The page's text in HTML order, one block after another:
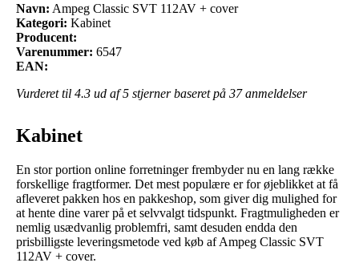
Navn: Ampeg Classic SVT 112AV + cover
Kategori: Kabinet
Producent:
Varenummer: 6547
EAN:
Vurderet til 4.3 ud af 5 stjerner baseret på 37anmeldelser
Kabinet
En stor portion online forretninger frembyder nu en lang række
forskellige fragtformer. Det mest populære er for øjeblikket at få
afleveret pakken hos en pakkeshop, som giver dig mulighed for
at hente dine varer på et selvvalgt tidspunkt. Fragtmuligheden er
nemlig usædvanlig problemfri, samt desuden endda den
prisbilligste leveringsmetode ved køb af Ampeg Classic SVT
112AV + cover.